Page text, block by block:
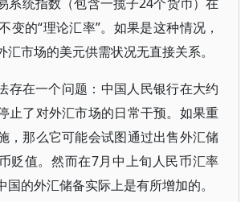
变的“理论汇率”。如果是这种情况，
汇市场的美元供需状况无直接关系。
存在一个问题：中国人民银行在大约
止了对外汇市场的日常干预。如果重
，那么它可能会试图通过出售外汇储
贬值。然而在7月中上旬人民币汇率
国的外汇储备实际上是有所增加的。